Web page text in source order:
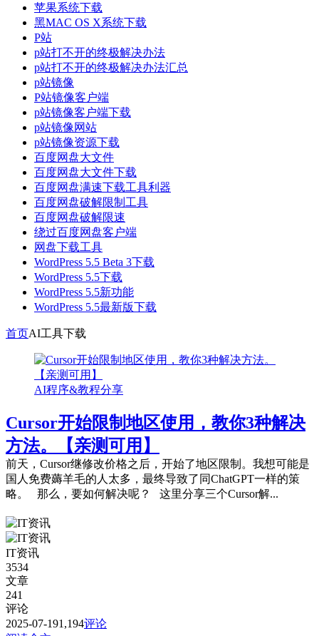
苹果系统下载
黑MAC OS X系统下载
P站
p站打不开的终极解决办法
p站打不开的终极解决办法汇总
p站镜像
P站镜像客户端
p站镜像客户端下载
p站镜像网站
p站镜像资源下载
百度网盘大文件
百度网盘大文件下载
百度网盘满速下载工具利器
百度网盘破解限制工具
百度网盘破解限速
绕过百度网盘客户端
网盘下载工具
WordPress 5.5 Beta 3下载
WordPress 5.5下载
WordPress 5.5新功能
WordPress 5.5最新版下载
首页AI工具下载
AI程序&教程分享
Cursor开始限制地区使用，教你3种解决
方法。【亲测可用】
前天，Cursor继修改价格之后，开始了地区限制。我想可能是
国人免费薅羊毛的人太多，最终导致了同ChatGPT一样的策
略。 那么，要如何解决呢？ 这里分享三个Cursor解...
IT资讯
3534
文章
241
评论
2025-07-191,194评论